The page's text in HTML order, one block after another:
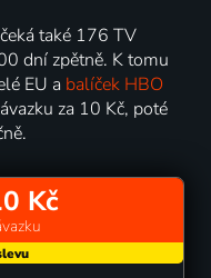
také 176 TV
dní zpětně. K tomu
EU a balíček HBO
za 10 Kč, poté
Kč